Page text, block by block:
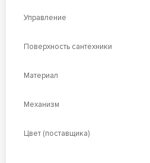
Управление
Поверхность сантехники
Материал
Механизм
Цвет (поставщика)